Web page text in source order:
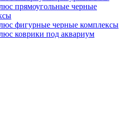
прямоугольные черные
фигурные черные комплексы
коврики под аквариум